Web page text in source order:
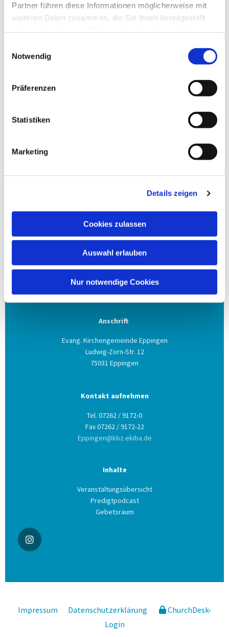
Partner führen diese Informationen möglicherweise mit
weiteren Daten zusammen, die Sie ihnen bereitgestellt
Notwendig
Präferenzen
Statistiken
Marketing
Details zeigen
Cookies zulassen
Auswahl erlauben
Nur notwendige Cookies
Anschrift
Evang. Kirchengemeinde Eppingen
Ludwig-Zorn-Str. 12
75031 Eppingen
Kontakt aufnehmen
Tel. 07262 / 9172-0
Fax 07262 / 9172-22
Eppingen@kbz.ekiba.de
Inhalte
Veranstaltungsübersicht
Predigtpodcast
Gebetsraum
Impressum Datenschutzerklärung
ChurchDesk-
Login